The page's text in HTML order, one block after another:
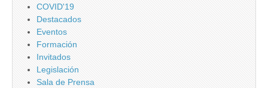
COVID'19
Destacados
Eventos
Formación
Invitados
Legislación
Sala de Prensa